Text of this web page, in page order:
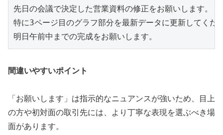
先日の会議で決定した営業資料の修正をお願いします。
特に3ページ目のグラフ部分を最新データに更新してくだ
間違いやすいポイント
「お願いします」は指示的なニュアンスが強いため、目上
の方や初対面の取引先には、より丁寧な表現を選ぶべき場
面があります。